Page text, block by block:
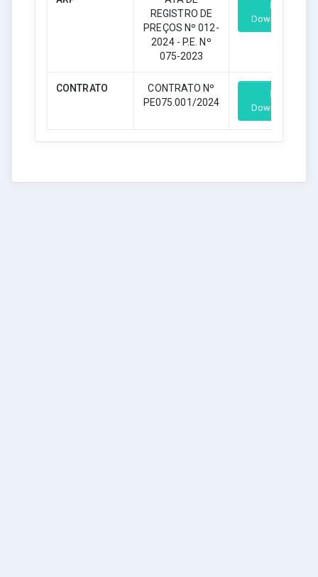
REGISTRO DE
PREÇOS Nº 012-
2024 - P.E. Nº
075-2023
Download
CONTRATO
CONTRATO Nº
PE075.001/2024
Download